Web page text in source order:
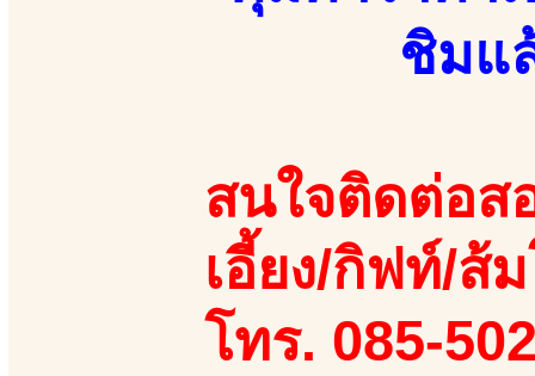
ชิมแ
สนใจติดต่อส
เอี้ยง/กิฟท์/ส้
โทร. 085-